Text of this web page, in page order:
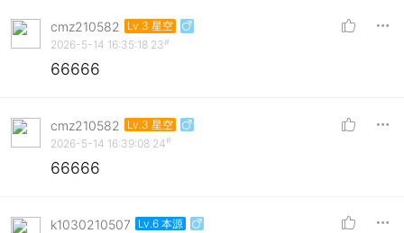
cmz210582
Lv.3 星空
2026-5-14 16:35:18 23#
66666
cmz210582
Lv.3 星空
2026-5-14 16:39:08 24#
66666
k1030210507
Lv.6 本源